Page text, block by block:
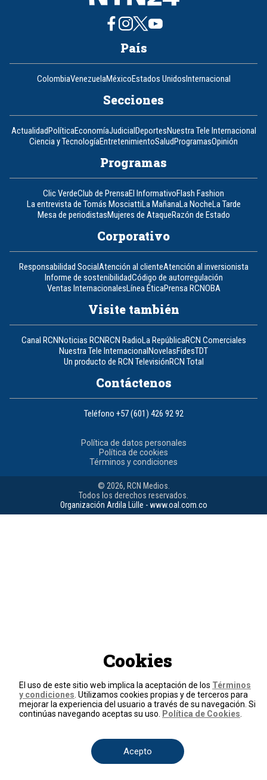
País
ColombiaVenezuelaMéxicoEstados Unidos Internacional
Secciones
Actualidad PolíticaEconomíaJudicial DeportesNuestra Tele Internacional
Ciencia y TecnologíaEntretenimientoSalud ProgramasOpinión
Programas
Clic VerdeClub de PrensaEl InformativoFlash Fashion
La entrevista de Tomás MosciattiLa MañanaLa NocheLa Tarde
Mesa de periodistasMujeres de AtaqueRazón de Estado
Corporativo
Responsabilidad SocialAtención al clienteAtención al inversionista
Informe de sostenibilidadCódigo de autorregulación
Ventas InternacionalesLínea ÉticaPrensa RCNOBA
Visite también
Canal RCN Noticias RCN RCN RadioLa RepúblicaRCN Comerciales
Nuestra Tele Internacional NovelasFidesTDT
Un producto de RCN TelevisiónRCN Total
Contáctenos
Teléfono +57 (601) 426 92 92
Política de datos personales
Política de cookies
Términos y condiciones
© 2026, RCN Medios.
Todos los derechos reservados.
Organización Ardila Lülle - www.oal.com.co
Cookies
El uso de este sitio web implica la aceptación de los Términos
y condiciones . Utilizamos cookies propias y de terceros para
mejorar la experiencia del usuario a través de su navegación. Si
continúas navegando aceptas su uso.
Política de Cookies
Acepto